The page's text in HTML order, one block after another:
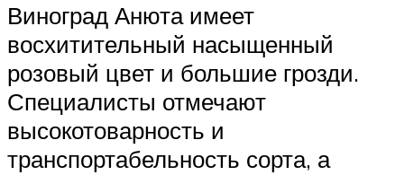
Виноград Анюта имеет
восхитительный насыщенный
розовый цвет и большие грозди.
Специалисты отмечают
высокотоварность и
транспортабельность сорта, а